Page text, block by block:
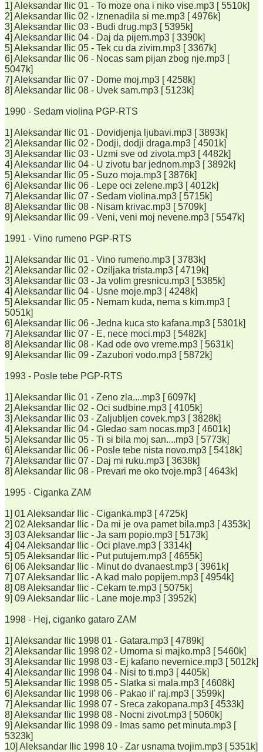
1] Aleksandar Ilic 01 - To moze ona i niko vise.mp3 [ 5510k]
2] Aleksandar Ilic 02 - Iznenadila si me.mp3 [ 4976k]
3] Aleksandar Ilic 03 - Budi drug.mp3 [ 5395k]
4] Aleksandar Ilic 04 - Daj da pijem.mp3 [ 3390k]
5] Aleksandar Ilic 05 - Tek cu da zivim.mp3 [ 3367k]
6] Aleksandar Ilic 06 - Nocas sam pijan zbog nje.mp3 [
5047k]
7] Aleksandar Ilic 07 - Dome moj.mp3 [ 4258k]
8] Aleksandar Ilic 08 - Uvek sam.mp3 [ 5123k]
1990 - Sedam violina PGP-RTS
1] Aleksandar Ilic 01 - Dovidjenja ljubavi.mp3 [ 3893k]
2] Aleksandar Ilic 02 - Dodji, dodji draga.mp3 [ 4501k]
3] Aleksandar Ilic 03 - Uzmi sve od zivota.mp3 [ 4482k]
4] Aleksandar Ilic 04 - U zivotu bar jednom.mp3 [ 3892k]
5] Aleksandar Ilic 05 - Suzo moja.mp3 [ 3876k]
6] Aleksandar Ilic 06 - Lepe oci zelene.mp3 [ 4012k]
7] Aleksandar Ilic 07 - Sedam violina.mp3 [ 5715k]
8] Aleksandar Ilic 08 - Nisam krivac.mp3 [ 5709k]
9] Aleksandar Ilic 09 - Veni, veni moj nevene.mp3 [ 5547k]
1991 - Vino rumeno PGP-RTS
1] Aleksandar Ilic 01 - Vino rumeno.mp3 [ 3783k]
2] Aleksandar Ilic 02 - Oziljaka trista.mp3 [ 4719k]
3] Aleksandar Ilic 03 - Ja volim gresnicu.mp3 [ 5385k]
4] Aleksandar Ilic 04 - Usne moje.mp3 [ 4248k]
5] Aleksandar Ilic 05 - Nemam kuda, nema s kim.mp3 [
5051k]
6] Aleksandar Ilic 06 - Jedna kuca sto kafana.mp3 [ 5301k]
7] Aleksandar Ilic 07 - E, nece moci.mp3 [ 5482k]
8] Aleksandar Ilic 08 - Kad ode ovo vreme.mp3 [ 5631k]
9] Aleksandar Ilic 09 - Zazubori vodo.mp3 [ 5872k]
1993 - Posle tebe PGP-RTS
1] Aleksandar Ilic 01 - Zeno zla....mp3 [ 6097k]
2] Aleksandar Ilic 02 - Oci sudbine.mp3 [ 4105k]
3] Aleksandar Ilic 03 - Zaljubljen covek.mp3 [ 3828k]
4] Aleksandar Ilic 04 - Gledao sam nocas.mp3 [ 4601k]
5] Aleksandar Ilic 05 - Ti si bila moj san....mp3 [ 5773k]
6] Aleksandar Ilic 06 - Posle tebe nista novo.mp3 [ 5418k]
7] Aleksandar Ilic 07 - Daj mi ruku.mp3 [ 3638k]
8] Aleksandar Ilic 08 - Prevari me oko tvoje.mp3 [ 4643k]
1995 - Ciganka ZAM
1] 01 Aleksandar Ilic - Ciganka.mp3 [ 4725k]
2] 02 Aleksandar Ilic - Da mi je ova pamet bila.mp3 [ 4353k]
3] 03 Aleksandar Ilic - Ja sam popio.mp3 [ 5173k]
4] 04 Aleksandar Ilic - Oci plave.mp3 [ 3314k]
5] 05 Aleksandar Ilic - Put putujem.mp3 [ 4655k]
6] 06 Aleksandar Ilic - Minut do dvanaest.mp3 [ 3961k]
7] 07 Aleksandar Ilic - A kad malo popijem.mp3 [ 4954k]
8] 08 Aleksandar Ilic - Cekam te.mp3 [ 5075k]
9] 09 Aleksandar Ilic - Lane moje.mp3 [ 3952k]
1998 - Hej, ciganko gataro ZAM
1] Aleksandar Ilic 1998 01 - Gatara.mp3 [ 4789k]
2] Aleksandar Ilic 1998 02 - Umorna si majko.mp3 [ 5460k]
3] Aleksandar Ilic 1998 03 - Ej kafano nevernice.mp3 [ 5012k]
4] Aleksandar Ilic 1998 04 - Nisi to ti.mp3 [ 4405k]
5] Aleksandar Ilic 1998 05 - Slatka si mala.mp3 [ 4608k]
6] Aleksandar Ilic 1998 06 - Pakao il' raj.mp3 [ 3599k]
7] Aleksandar Ilic 1998 07 - Sreca zakopana.mp3 [ 4533k]
8] Aleksandar Ilic 1998 08 - Nocni zivot.mp3 [ 5060k]
9] Aleksandar Ilic 1998 09 - Imas samo pet minuta.mp3 [
5323k]
10] Aleksandar Ilic 1998 10 - Zar usnama tvojim.mp3 [ 5351k]